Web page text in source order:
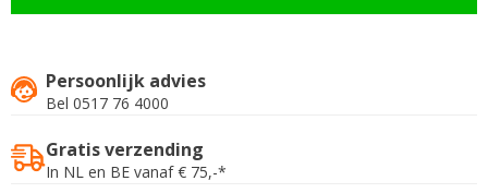
Persoonlijk advies
Bel 0517 76 4000
Gratis verzending
In NL en BE vanaf € 75,-*